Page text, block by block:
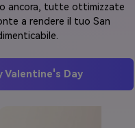
ancora, tutte ottimizzate
a rendere il tuo San
Valentine's Day